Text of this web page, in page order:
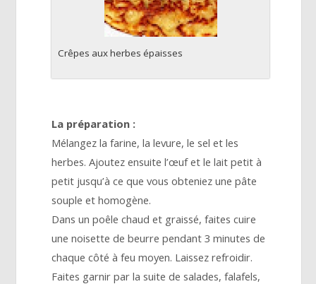
Crêpes aux herbes épaisses
La préparation :
Mélangez la farine, la levure, le sel et les
herbes. Ajoutez ensuite l’œuf et le lait petit à
petit jusqu’à ce que vous obteniez une pâte
souple et homogène.
Dans un poêle chaud et graissé, faites cuire
une noisette de beurre pendant 3 minutes de
chaque côté à feu moyen. Laissez refroidir.
Faites garnir par la suite de salades, falafels,